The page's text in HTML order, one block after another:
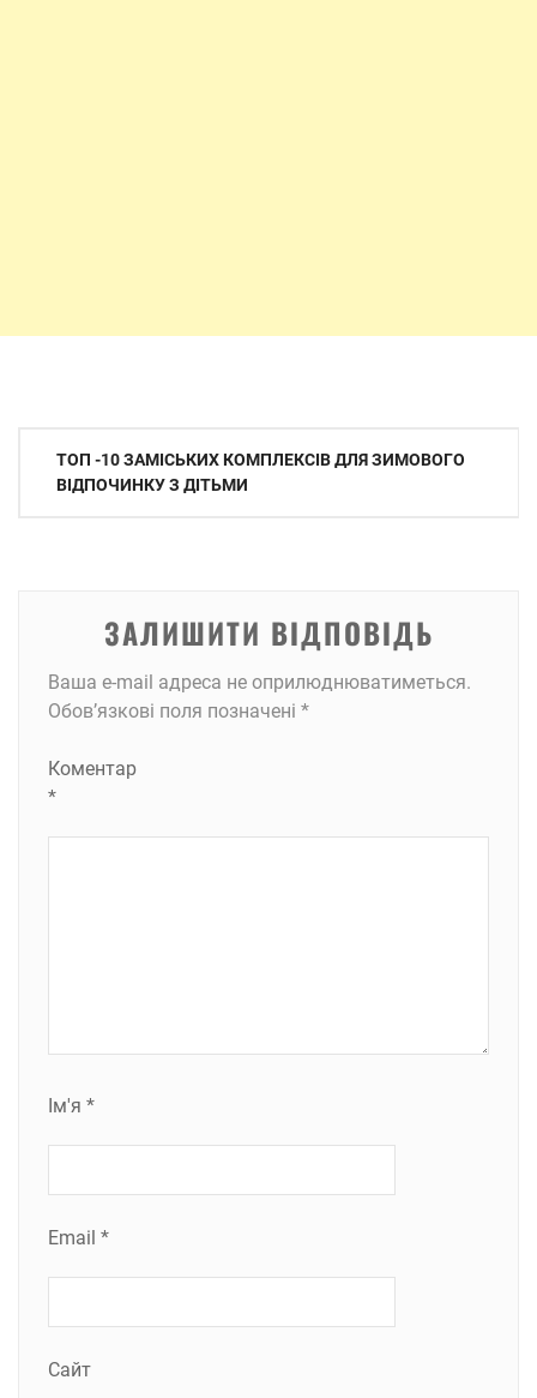
Навігація
записів
ТОП -10 ЗАМІСЬКИХ КОМПЛЕКСІВ ДЛЯ ЗИМОВОГО
ВІДПОЧИНКУ З ДІТЬМИ
ЗАЛИШИТИ ВІДПОВІДЬ
Ваша e-mail адреса не оприлюднюватиметься.
Обов’язкові поля позначені *
Коментар
*
Ім'я *
Email *
Сайт